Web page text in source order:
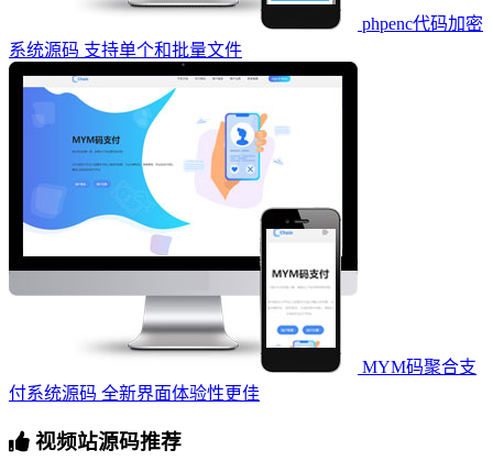
phpenc代码加密
系统源码 支持单个和批量文件
MYM码聚合支
付系统源码 全新界面体验性更佳
视频站源码推荐